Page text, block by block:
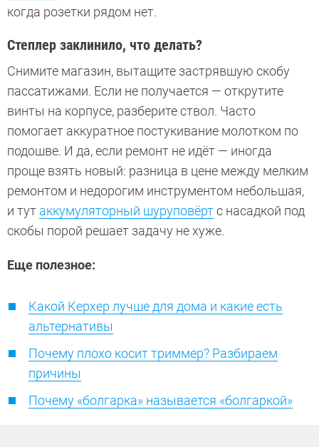
когда розетки рядом нет.
Степлер заклинило, что делать?
Снимите магазин, вытащите застрявшую скобу
пассатижами. Если не получается — открутите
винты на корпусе, разберите ствол. Часто
помогает аккуратное постукивание молотком по
подошве. И да, если ремонт не идёт — иногда
проще взять новый: разница в цене между мелким
ремонтом и недорогим инструментом небольшая,
и тут аккумуляторный шуруповёртс насадкой под
скобы порой решает задачу не хуже.
Еще полезное:
Какой Керхер лучше для дома и какие есть
альтернативы
Почему плохо косит триммер? Разбираем
причины
Почему «болгарка» называется «болгаркой»